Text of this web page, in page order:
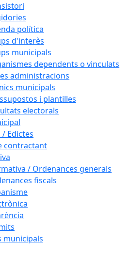
política
d'interès
municipals
dependents o vinculats
administracions
municipals
i plantilles
electorals
Edictes
contractant
/ Ordenances generals
fiscals
municipals